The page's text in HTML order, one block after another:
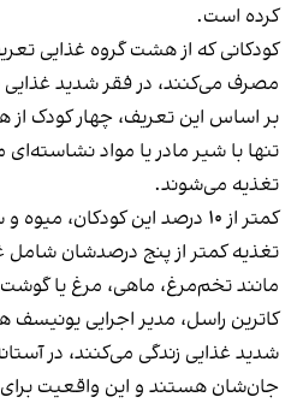
کرده ‌است.
کودکانی که از هشت گروه غذایی
مصرف می‌کنند، در فقر شدید غذایی
بر اساس این تعریف، چهار کودک
تنها با شیر مادر یا مواد نشاسته‌ای
تغذیه می‌شوند.
کمتر از ۱۰ درصد این
تغذیه کمتر از پنج درصدشان شامل
مانند تخم‌مرغ، ماهی، مرغ یا
کاترین راسل، مدیر اجرایی یونیسف
شدید غذایی زندگی می‌کنند، در
جان‌شان هستند و این واقعیت